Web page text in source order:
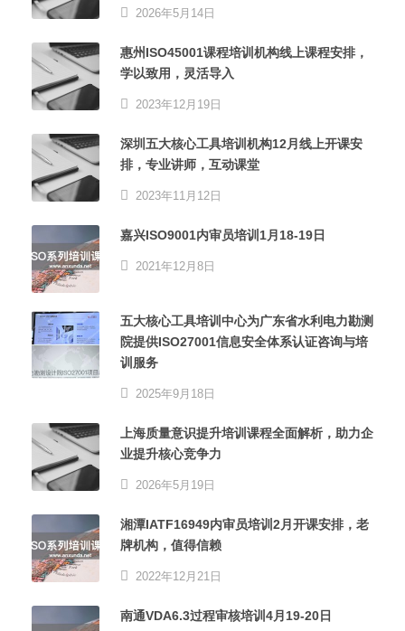
2026年5月14日
惠州ISO45001课程培训机构线上课程安排，
学以致用，灵活导入
2023年12月19日
深圳五大核心工具培训机构12月线上开课安
排，专业讲师，互动课堂
2023年11月12日
嘉兴ISO9001内审员培训1月18-19日
2021年12月8日
五大核心工具培训中心为广东省水利电力勘测
院提供ISO27001信息安全体系认证咨询与培
训服务
2025年9月18日
上海质量意识提升培训课程全面解析，助力企
业提升核心竞争力
2026年5月19日
湘潭IATF16949内审员培训2月开课安排，老
牌机构，值得信赖
2022年12月21日
南通VDA6.3过程审核培训4月19-20日